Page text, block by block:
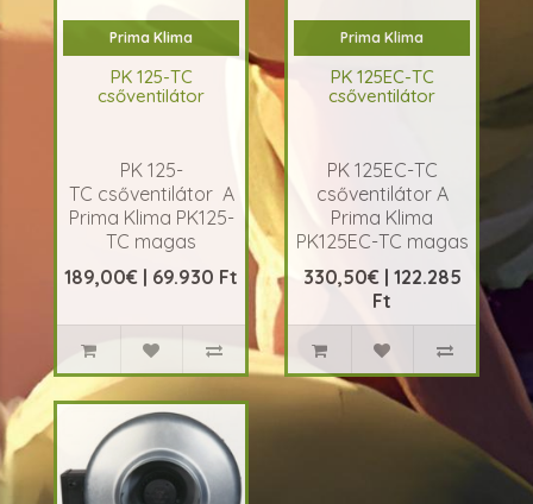
Prima Klima
PK 125-TC
csőventilátor
PK 125-
TC csőventilátor A
Prima Klima PK125-
TC magas
hatásfokú axiális
ventilátor amit
motorral szereltek,
hátrafelé hajlított..
189,00€ | 69.930 Ft
Prima Klima
PK 125EC-TC
csőventilátor
PK 125EC-TC
csőventilátor A
Prima Klima
PK125EC-TC magas
hatásfokú axiális
ventilátor amit
ZIEHL-ABEGG
motorral szereltek,
hátrafelé hajlított
la..
330,50€ | 122.285
Ft